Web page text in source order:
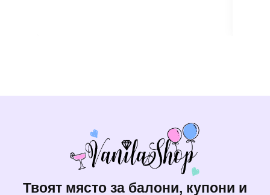
Твоят място за балони, купони и